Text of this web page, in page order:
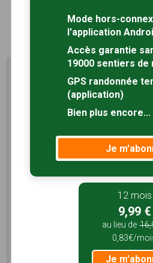
1
Profitez au
Sentiers en
potentiel qu'offre Sentiers en
Pas de pub
Mode hors-connexion
3 mois
5,99 €
1,99€/
Mode hors-
l'application
Accès garantie
19000 sentiers de
GPS randonnée
(application)
Bien plus encore...
Je
12 mois
9,99 €
au lieu de
0,83€/
Je